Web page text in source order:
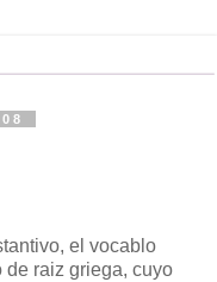
el vocablo
raiz griega, cuyo